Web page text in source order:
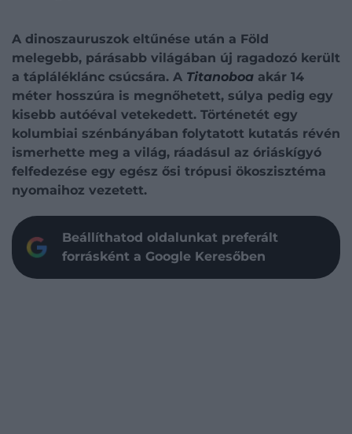
A dinoszauruszok eltűnése után a Föld
melegebb, párásabb világában új ragadozó került
a tápláléklánc csúcsára. A Titanoboa akár 14
méter hosszúra is megnőhetett, súlya pedig egy
kisebb autóéval vetekedett. Történetét egy
kolumbiai szénbányában folytatott kutatás révén
ismerhette meg a világ, ráadásul az óriáskígyó
felfedezése egy egész ősi trópusi ökoszisztéma
nyomaihoz vezetett.
Beállíthatod oldalunkat preferált
forrásként a Google Keresőben